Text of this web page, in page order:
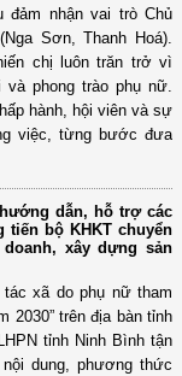
đảm nhận vai trò Chủ
Sơn, Thanh Hoá).
chị luôn trăn trở vì
và phong trào phụ nữ.
hành, hội viên và sự
việc, từng bước đưa
dẫn, hỗ trợ các
tiến bộ KHKT chuyển
xây dựng sản
xã do phụ nữ tham
2030” trên địa bàn tỉnh
tỉnh Ninh Bình tận
dung, phương thức